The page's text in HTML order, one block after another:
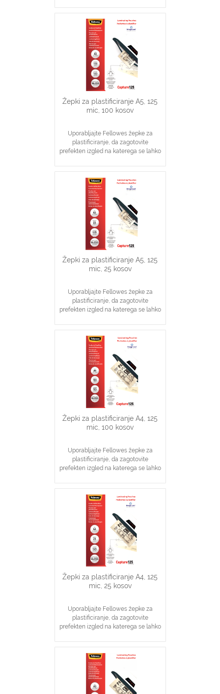
Idealno za obvestila, slike, navodila
V pomoč pri visoki stopnji zaščite
dokumentov
Žepki za plastificiranje A5, 125
mic, 100 kosov
Uporabljajte Fellowes žepke za
plastificiranje, da zagotovite
prefekten izgled na katerega se lahko
Idealno za obvestila, slike, navodila
V pomoč pri visoki stopnji zaščite
dokumentov
Žepki za plastificiranje A5, 125
mic, 25 kosov
Uporabljajte Fellowes žepke za
plastificiranje, da zagotovite
prefekten izgled na katerega se lahko
Idealno za obvestila, slike, navodila
V pomoč pri visoki stopnji zaščite
dokumentov
Žepki za plastificiranje A4, 125
mic, 100 kosov
Uporabljajte Fellowes žepke za
plastificiranje, da zagotovite
prefekten izgled na katerega se lahko
Idealno za obvestila, slike, navodila
V pomoč pri visoki stopnji zaščite
dokumentov
Žepki za plastificiranje A4, 125
mic, 25 kosov
Uporabljajte Fellowes žepke za
plastificiranje, da zagotovite
prefekten izgled na katerega se lahko
Idealno za obvestila, slike, navodila
V pomoč pri visoki stopnji zaščite
dokumentov